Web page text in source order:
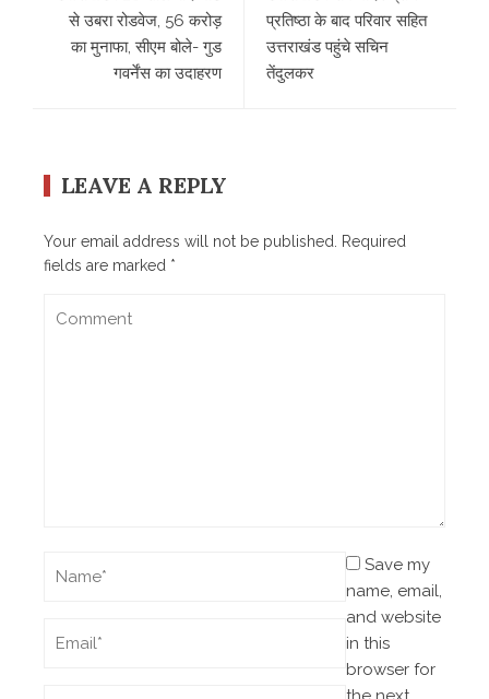
से उबरा रोडवेज, 56 करोड़
का मुनाफा, सीएम बोले- गुड
गवर्नेंस का उदाहरण
प्रतिष्ठा के बाद परिवार सहित
उत्तराखंड पहुंचे सचिन
तेंदुलकर
LEAVE A REPLY
Your email address will not be published.
Required
fields are marked *
Save my
name, email,
and website
in this
browser for